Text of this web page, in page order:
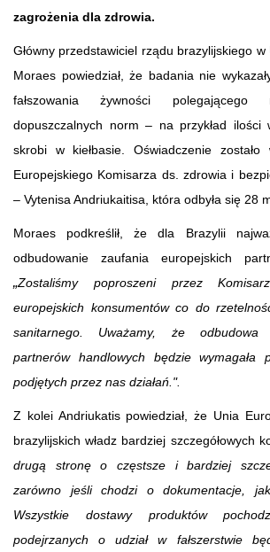
zagrożenia dla zdrowia.
Główny przedstawiciel rządu brazylijskiego
Moraes powiedział, że badania nie
fałszowania żywności polegającego
dopuszczalnych norm – na przykład
skrobi w kiełbasie. Oświadczenie
Europejskiego Komisarza ds. zdrowia i
– Vytenisa Andriukaitisa, która odbyła się 28
Moraes podkreślił, że dla Brazylii
odbudowanie zaufania europejskich
„Zostaliśmy poproszeni przez
europejskich konsumentów co do
sanitarnego. Uważamy, że odbudowa
partnerów handlowych będzie wymagała
podjętych przez nas działań.".
Z kolei Andriukatis powiedział, że Unia
brazylijskich władz bardziej szczegółowych
drugą stronę o częstsze i bardziej
zarówno jeśli chodzi o dokumentacje,
Wszystkie dostawy produktów
podejrzanych o udział w fałszerstwie